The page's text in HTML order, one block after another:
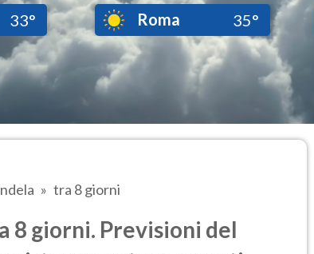
33° Roma 35°
tra 8 giorni
8 giorni. Previsioni del